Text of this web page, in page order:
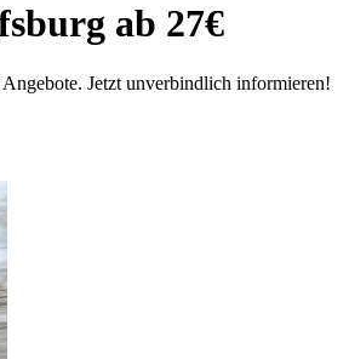
ab 27€
Jetzt unverbindlich informieren!